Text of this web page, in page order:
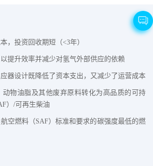
，投资回收期短（<3年）
提升效率并减少对氢气外部供应的依赖
器设计既降低了资本支出，又减少了运营成本
动物油脂及其他废弃原料转化为高品质的可持
）/可再生柴油
空燃料（SAF）标准和要求的碳强度最低的燃